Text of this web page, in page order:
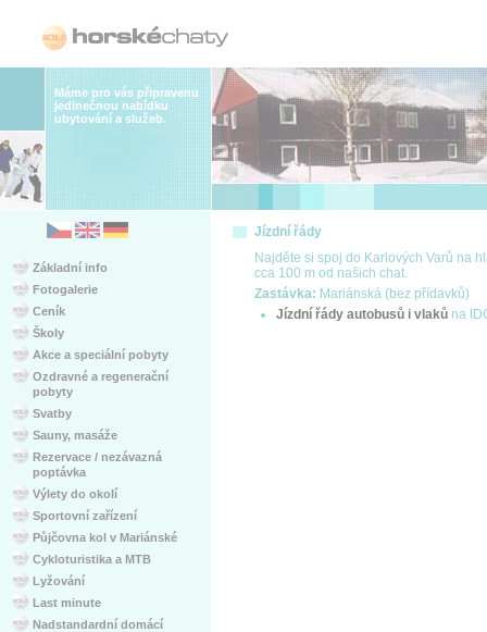
Základní info
Fotogalerie
Ceník
Školy
Akce a speciální pobyty
Ozdravné a regenerační
pobyty
Svatby
Sauny, masáže
Rezervace / nezávazná
poptávka
Výlety do okolí
Sportovní zařízení
Půjčovna kol v Mariánské
Cykloturistika a MTB
Lyžování
Last minute
Nadstandardní domácí
Jízdní řády
Najděte si spoj do Karlových Varů na
cca 100 m od našich chat.
Zastávka: Mariánská (bez přídavků)
Jízdní řády autobusů i vlaků na
Máme pro vás připravenu
jedinečnou nabídku
ubytování a služeb.